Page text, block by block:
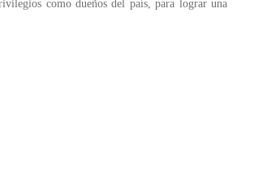
como dueños del país, para lograr una